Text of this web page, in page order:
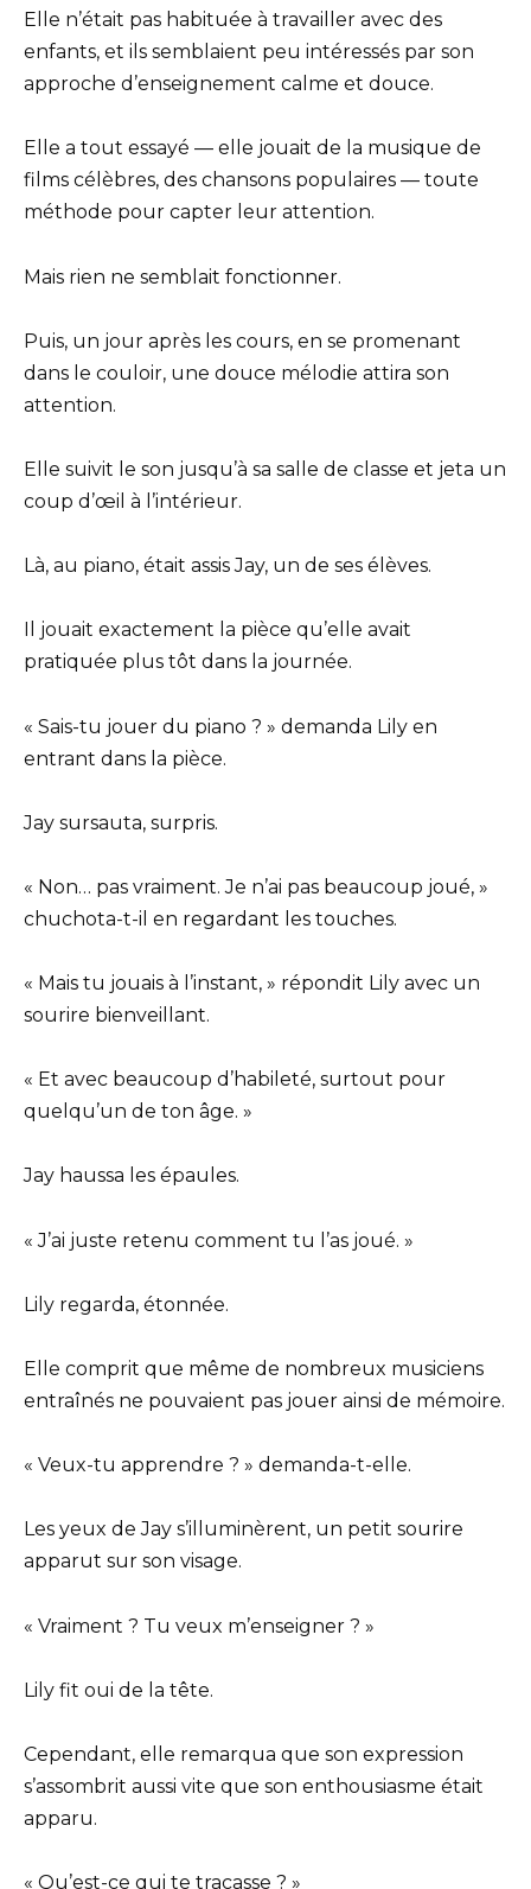
Elle n’était pas habituée à travailler avec des
enfants, et ils semblaient peu intéressés par son
approche d’enseignement calme et douce.
Elle a tout essayé — elle jouait de la musique de
films célèbres, des chansons populaires — toute
méthode pour capter leur attention.
Mais rien ne semblait fonctionner.
Puis, un jour après les cours, en se promenant
dans le couloir, une douce mélodie attira son
attention.
Elle suivit le son jusqu’à sa salle de classe et jeta un
coup d’œil à l’intérieur.
Là, au piano, était assis Jay, un de ses élèves.
Il jouait exactement la pièce qu’elle avait
pratiquée plus tôt dans la journée.
« Sais-tu jouer du piano ? » demanda Lily en
entrant dans la pièce.
Jay sursauta, surpris.
« Non… pas vraiment. Je n’ai pas beaucoup joué, »
chuchota-t-il en regardant les touches.
« Mais tu jouais à l’instant, » répondit Lily avec un
sourire bienveillant.
« Et avec beaucoup d’habileté, surtout pour
quelqu’un de ton âge. »
Jay haussa les épaules.
« J’ai juste retenu comment tu l’as joué. »
Lily regarda, étonnée.
Elle comprit que même de nombreux musiciens
entraînés ne pouvaient pas jouer ainsi de mémoire.
« Veux-tu apprendre ? » demanda-t-elle.
Les yeux de Jay s’illuminèrent, un petit sourire
apparut sur son visage.
« Vraiment ? Tu veux m’enseigner ? »
Lily fit oui de la tête.
Cependant, elle remarqua que son expression
s’assombrit aussi vite que son enthousiasme était
apparu.
« Qu’est-ce qui te tracasse ? »